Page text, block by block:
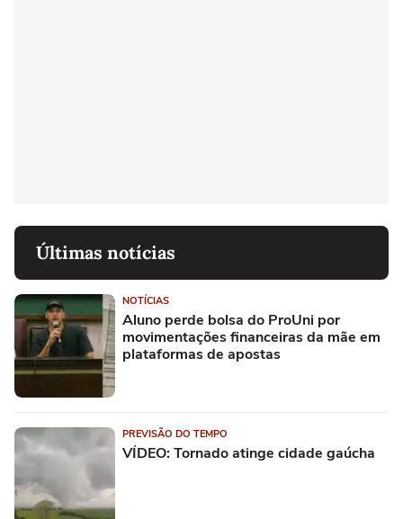
Últimas notícias
NOTÍCIAS
Aluno perde bolsa do ProUni por
movimentações financeiras da mãe em
plataformas de apostas
PREVISÃO DO TEMPO
VÍDEO: Tornado atinge cidade gaúcha